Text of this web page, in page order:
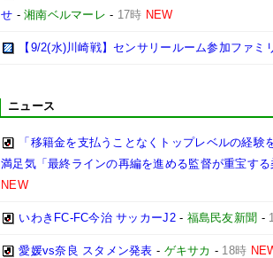
せ -湘南ベルマーレ - 17時 NEW
【9/2(水)川崎戦】センサリールーム参加ファミ
ニュース
「移籍金を支払うことなくトップレベルの経
満足気「最終ラインの再編を進める監督が重宝す
NEW
いわきFC-FC今治 サッカーJ2- 福島民友新聞 -
愛媛vs奈良 スタメン発表 - ゲキサカ - 18時